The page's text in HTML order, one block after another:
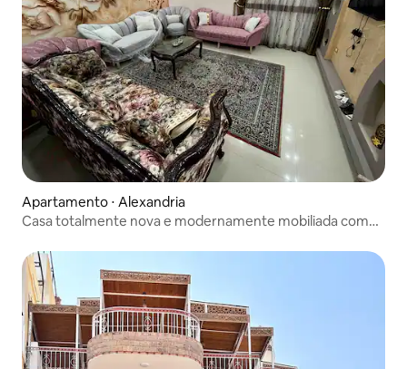
Apartamento ⋅ Alexandria
Casa totalmente nova e modernamente mobiliada com